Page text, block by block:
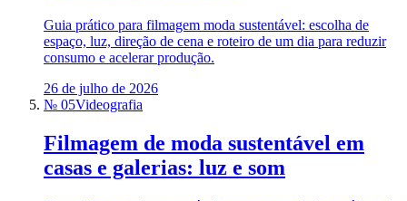
Guia prático para filmagem moda sustentável: escolha de
espaço, luz, direção de cena e roteiro de um dia para reduzir
consumo e acelerar produção.
26 de julho de 2026
№ 05Videografia
Filmagem de moda sustentável em
casas e galerias: luz e som